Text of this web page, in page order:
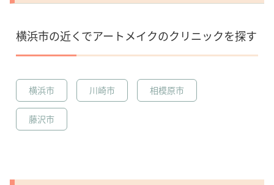
横浜市の近くでアートメイクのクリニックを探す
横浜市 川崎市 相模原市
藤沢市